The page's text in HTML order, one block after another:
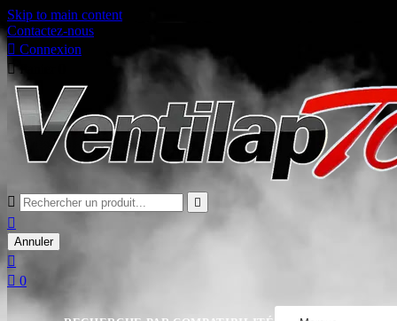
Skip to main content
Contactez-nous
 Connexion
 Panier
 

Annuler

 0